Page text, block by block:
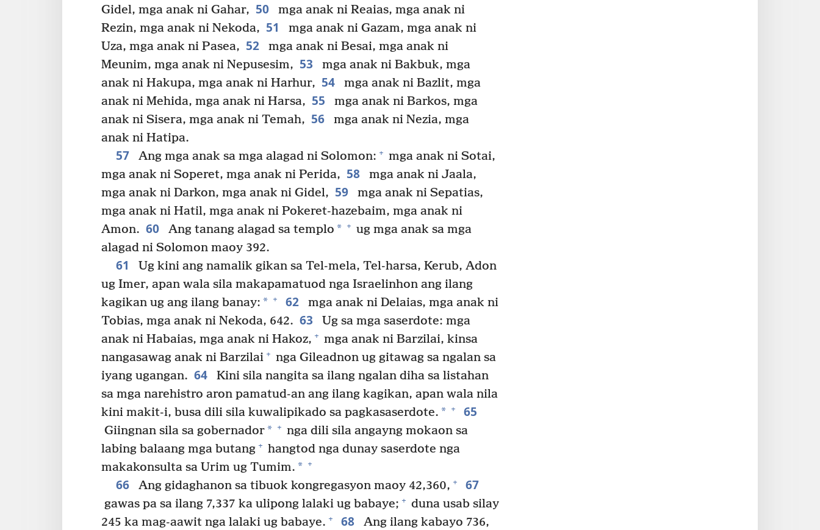
Gidel, mga anak ni Gahar, 50
mga anak ni Reaias, mga anak ni
Rezin, mga anak ni Nekoda, 51
mga anak ni Gazam, mga anak ni
Uza, mga anak ni Pasea, 52
mga anak ni Besai, mga anak ni
Meunim, mga anak ni Nepusesim, 53
mga anak ni Bakbuk, mga
anak ni Hakupa, mga anak ni Harhur, 54
mga anak ni Bazlit, mga
anak ni Mehida, mga anak ni Harsa, 55
mga anak ni Barkos, mga
anak ni Sisera, mga anak ni Temah, 56
mga anak ni Nezia, mga
anak ni Hatipa.
57 Ang mga anak sa mga alagad ni Solomon: + mga anak ni Sotai,
mga anak ni Soperet, mga anak ni Perida, 58
mga anak ni Jaala,
mga anak ni Darkon, mga anak ni Gidel, 59
mga anak ni Sepatias,
mga anak ni Hatil, mga anak ni Pokeret-hazebaim, mga anak ni
Amon. 60 Ang tanang alagad sa templo * + ug mga anak sa mga
alagad ni Solomon maoy 392.
61
Ug kini ang namalik gikan sa Tel-mela, Tel-harsa, Kerub, Adon
ug Imer, apan wala sila makapamatuod nga Israelinhon ang ilang
kagikan ug ang ilang banay: * + 62
mga anak ni Delaias, mga anak ni
Tobias, mga anak ni Nekoda, 642. 63
Ug sa mga saserdote: mga
anak ni Habaias, mga anak ni Hakoz, + mga anak ni Barzilai, kinsa
nangasawag anak ni Barzilai + nga Gileadnon ug gitawag sa ngalan sa
iyang ugangan. 64
Kini sila nangita sa ilang ngalan diha sa listahan
sa mga narehistro aron pamatud-an ang ilang kagikan, apan wala nila
kini makit-i, busa dili sila kuwalipikado sa pagkasaserdote. * + 65
Giingnan sila sa gobernador* + nga dili sila angayng mokaon sa
labing balaang mga butang + hangtod nga dunay saserdote nga
makakonsulta sa Urim ug Tumim. * +
66 Ang gidaghanon sa tibuok kongregasyon maoy 42,360, + 67
gawas pa sa ilang 7,337 ka ulipong lalaki ug babaye; + duna usab silay
245 ka mag-aawit nga lalaki ug babaye. + 68
Ang ilang kabayo 736,